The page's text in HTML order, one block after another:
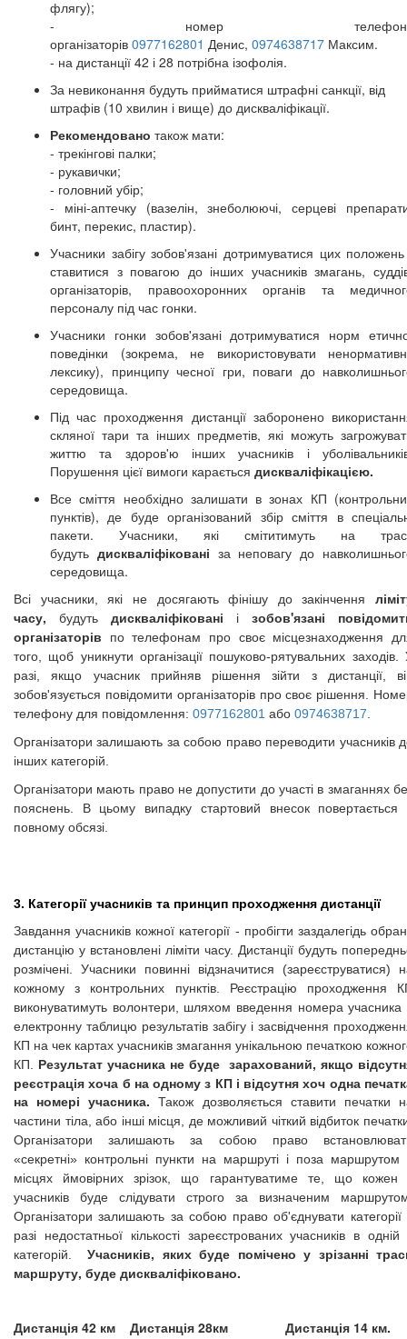
флягу);
- номер
організаторів 0977162801 Денис, 0974638717 Максим.
- на дистанції 42 і 28 потрібна ізофолія.
За невиконання будуть прийматися штрафні санкції, від
штрафів (10 хвилин і вище) до дискваліфікації.
Рекомендовано також мати:
- трекінгові палки;
- рукавички;
- головний убір;
- міні-аптечку (вазелін, знеболюючі, серцеві
бинт, перекис, пластир).
Учасники забігу зобов'язані дотримуватися цих положень
ставитися з повагою до інших учасників змагань,
організаторів, правоохоронних органів та
персоналу під час гонки.
Учасники гонки зобов'язані дотримуватися норм
поведінки (зокрема, не використовувати
лексику), принципу чесної гри, поваги до
середовища.
Під час проходження дистанції заборонено
скляної тари та інших предметів, які можуть
життю та здоров'ю інших учасників і
Порушення цієї вимоги карається дискваліфікацією.
Все сміття необхідно залишати в зонах КП
пунктів), де буде організований збір сміття в
пакети. Учасники, які смітитимуть на
будуть дискваліфіковані за неповагу до
середовища.
Всі учасники, які не досягають фінішу до закінчення
часу, будуть дискваліфіковані і зобов'язані
організаторів по телефонам про своє місцезнаходження
того, щоб уникнути організації пошуково-рятувальних заходів.
разі, якщо учасник прийняв рішення зійти з дистанції,
зобов'язується повідомити організаторів про своє рішення.
телефону для повідомлення: 0977162801 або 0974638717
Організатори залишають за собою право переводити учасників
інших категорій.
Організатори мають право не допустити до участі в змаганнях
пояснень. В цьому випадку стартовий внесок повертається
повному обсязі.
3. Категорії учасників та принцип проходження дистанції
Завдання учасників кожної категорії - пробігти заздалегідь
дистанцію у встановлені ліміти часу. Дистанції будуть
розмічені. Учасники повинні відзначитися (зареєструватися)
кожному з контрольних пунктів. Реєстрацію проходження
виконуватимуть волонтери, шляхом введення номера учасника
електронну таблицю результатів забігу і засвідчення
КП на чек картах учасників змагання унікальною печаткою
КП. Результат учасника не буде зарахований, якщо
реєстрація хоча б на одному з КП і відсутня хоч одна
на номері учасника. Також дозволяється ставити печатки
частини тіла, або інші місця, де можливий чіткий відбиток
Організатори залишають за собою право
«секретні» контрольні пункти на маршруті і поза маршрутом
місцях ймовірних зрізок, що гарантуватиме те, що кожен
учасників буде слідувати строго за визначеним
Організатори залишають за собою право об'єднувати категорії
разі недостатньої кількості зареєстрованих учасників в одній
категорій. Учасників, яких буде помічено у зрізанні
маршруту, буде дискваліфіковано.
Дистанція 42 км Дистанція 28км
Дистанція 14 км.